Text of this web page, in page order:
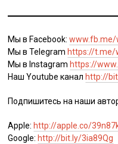
Мы в Facebook:
Мы в Telegram https://t.me/
Мы в Instagram https://
Наш Youtube канал http://
Подпишитесь на наши
Apple: http://apple.co/
Google: http://bit.ly/3ia89Qg